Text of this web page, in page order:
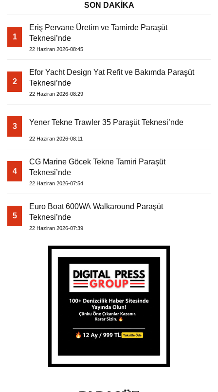
SON DAKİKA
1
Eriş Pervane Üretim ve Tamirde Paraşüt
Teknesi’nde
22 Haziran 2026-08:45
2
Efor Yacht Design Yat Refit ve Bakımda Paraşüt
Teknesi’nde
22 Haziran 2026-08:29
3 Yener Tekne Trawler 35 Paraşüt Teknesi’nde
22 Haziran 2026-08:11
4
CG Marine Göcek Tekne Tamiri Paraşüt
Teknesi’nde
22 Haziran 2026-07:54
5
Euro Boat 600WA Walkaround Paraşüt
Teknesi’nde
22 Haziran 2026-07:39